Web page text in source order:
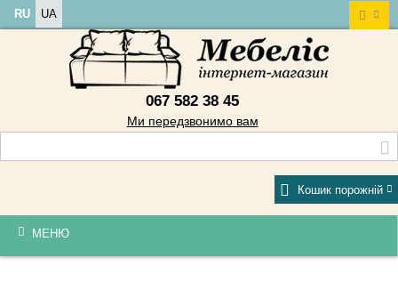
RU UA
067 582 38 45
Ми передзвонимо вам
Кошик порожній
МЕНЮ